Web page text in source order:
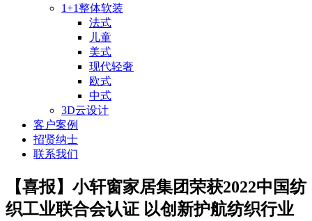
1+1整体软装
法式
儿童
美式
现代轻奢
欧式
中式
3D云设计
客户案例
招贤纳士
联系我们
【喜报】小轩窗家居集团荣获2022中国纺
织工业联合会认证 以创新护航纺织行业